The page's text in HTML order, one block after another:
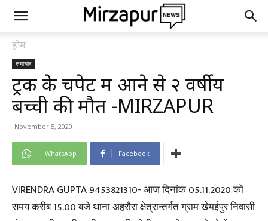
होम
समाचार
ट्रक के चपेट में आने से २ वर्षीय
बच्ची की मौत -MIRZAPUR
November 5, 2020
WhatsApp Facebook
VIRENDRA GUPTA 9453821310- आज दिनांक 05.11.2020 को
समय करीब 15.00 बजे थाना अहरौरा क्षेत्रान्तर्गत ग्राम खेमईपुर निवासी